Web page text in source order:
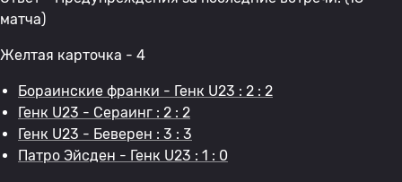
матча)
Желтая карточка - 4
Бораинские франки - Генк U23 : 2 : 2
Генк U23 - Сераинг : 2 : 2
Генк U23 - Беверен : 3 : 3
Патро Эйсден - Генк U23 : 1 : 0